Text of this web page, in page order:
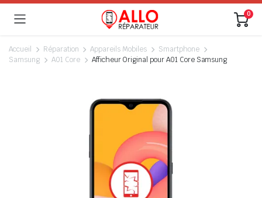
0
Accueil Réparation Appareils Mobiles
Smartphone
Samsung
A01 Core Afficheur Original pour A01 Core Samsung